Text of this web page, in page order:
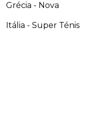
Grécia - Nova
Itália - Super Ténis